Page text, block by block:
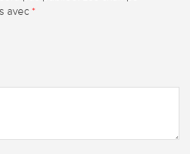
avec *